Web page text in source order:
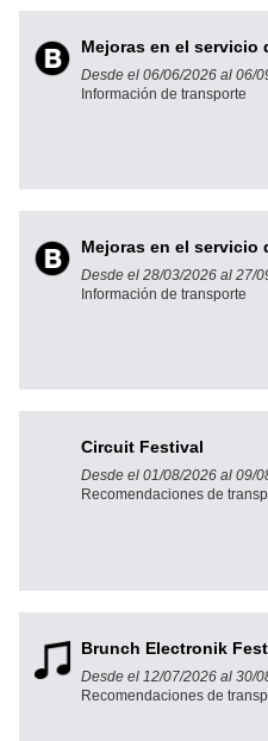
Mejoras en el servicio
Desde el 06/06/2026 al 06/
Información de transporte
Mejoras en el servicio
Desde el 28/03/2026 al 27/
Información de transporte
Circuit Festival
Desde el 01/08/2026 al 09/
Recomendaciones de
Brunch Electronik
Desde el 12/07/2026 al 30/
Recomendaciones de